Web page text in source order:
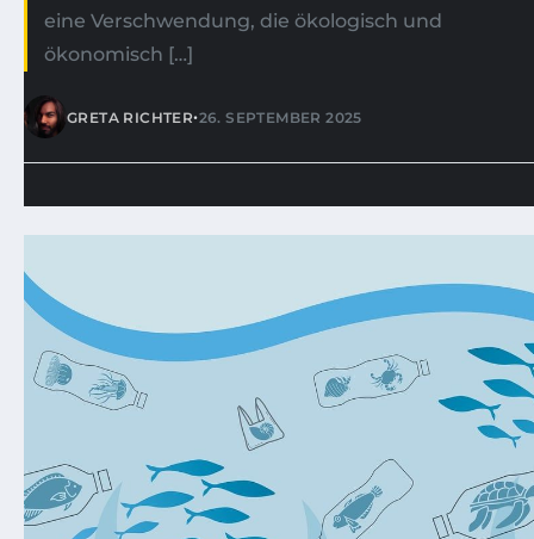
eine Verschwendung, die ökologisch und
ökonomisch […]
GRETA RICHTER•26. SEPTEMBER 2025